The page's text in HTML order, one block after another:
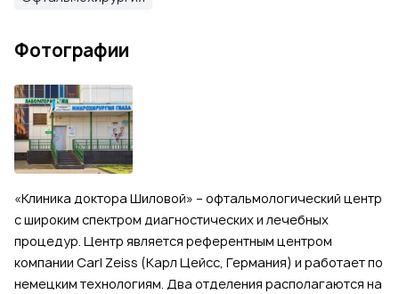
Фотографии
«Кли­ни­ка док­то­ра Ши­ло­вой» – офтальмологический центр
с широким спектром диагностических и лечебных
процедур. Центр является референтным центром
компании Carl Zeiss (Карл Цейсс, Германия) и работает по
немецким технологиям. Два отделения располагаются на